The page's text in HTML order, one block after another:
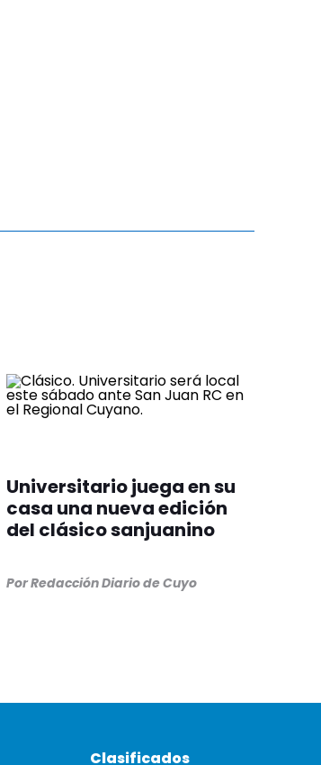
Universitario juega en su
casa una nueva edición
del clásico sanjuanino
PorRedacción Diario de Cuyo
Clasificados